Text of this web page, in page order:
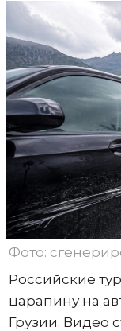
Фото:
Российские
царапину на
Грузии. Видео